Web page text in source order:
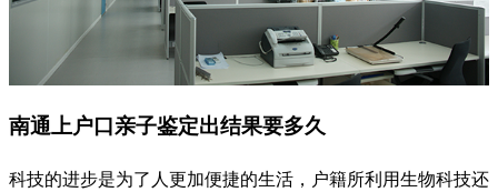
南通上户口亲子鉴定出结果要多久
科技的进步是为了人更加便捷的生活，户籍所利用生物科技还